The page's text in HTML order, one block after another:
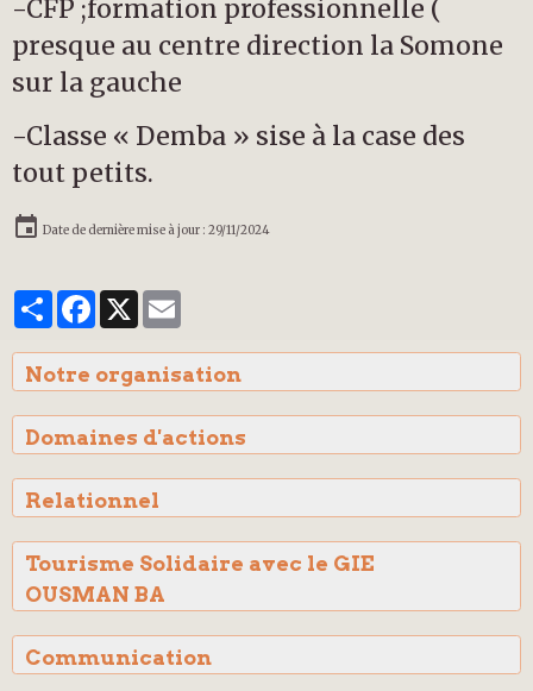
-CFP ;formation professionnelle (
presque au centre direction la Somone
sur la gauche
-Classe « Demba » sise à la case des
tout petits.
Date de dernière mise à jour : 29/11/2024
PartagerFacebook
Notre organisation
Domaines d'actions
Relationnel
Tourisme Solidaire avec le GIE
OUSMAN BA
Communication